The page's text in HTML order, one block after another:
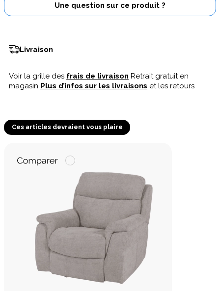
Une question sur ce produit ?
Livraison
Voir la grille des frais de livraison Retrait gratuit en
magasin Plus d’infos sur les livraisons et les retours
Ces articles devraient vous plaire